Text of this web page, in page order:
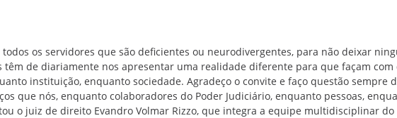
todos os servidores que são deficientes ou neurodivergentes, para não deixar
de diariamente nos apresentar uma realidade diferente para que façam com
instituição, enquanto sociedade. Agradeço o convite e faço questão sempre
que nós, enquanto colaboradores do Poder Judiciário, enquanto pessoas,
o juiz de direito Evandro Volmar Rizzo, que integra a equipe multidisciplinar